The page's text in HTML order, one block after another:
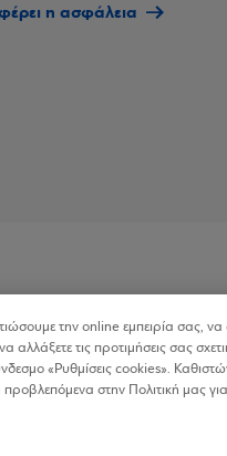
η ασφάλεια
την online εμπειρία σας,
αλλάξετε τις προτιμήσεις σας
«Ρυθμίσεις cookies».
στην Πολιτική μας